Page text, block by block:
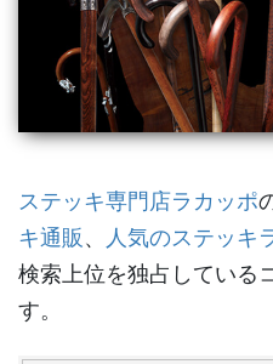
ステッキ専門店ラカッポ
キ通販 、 人気のステッキ
検索上位を独占している
す。